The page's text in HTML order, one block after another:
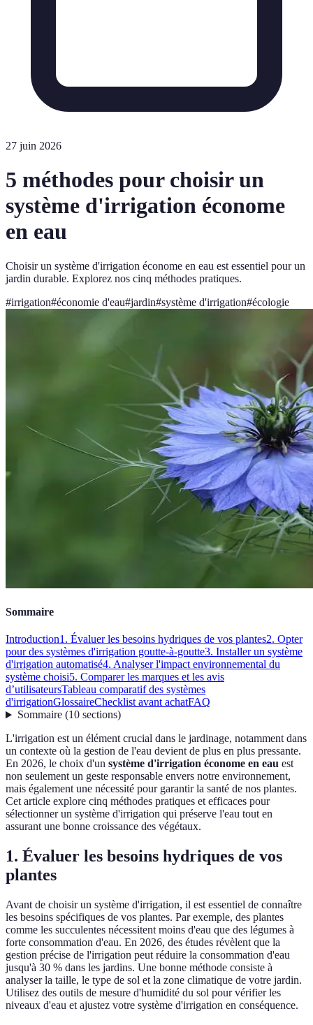
27 juin 2026
5 méthodes pour choisir un
système d'irrigation économe
en eau
Choisir un système d'irrigation économe en eau est essentiel pour un
jardin durable. Explorez nos cinq méthodes pratiques.
#irrigation#économie d'eau#jardin#système d'irrigation#écologie
Sommaire
Introduction1. Évaluer les besoins hydriques de vos plantes2. Opter
pour des systèmes d'irrigation goutte-à-goutte3. Installer un système
d'irrigation automatisé4. Analyser l'impact environnemental du
système choisi5. Comparer les marques et les avis
d’utilisateursTableau comparatif des systèmes
d'irrigationGlossaireChecklist avant achatFAQ
Sommaire(10 sections)
L'irrigation est un élément crucial dans le jardinage, notamment dans
un contexte où la gestion de l'eau devient de plus en plus pressante.
En 2026, le choix d'un système d'irrigation économe en eau est
non seulement un geste responsable envers notre environnement,
mais également une nécessité pour garantir la santé de nos plantes.
Cet article explore cinq méthodes pratiques et efficaces pour
sélectionner un système d'irrigation qui préserve l'eau tout en
assurant une bonne croissance des végétaux.
1. Évaluer les besoins hydriques de vos
plantes
Avant de choisir un système d'irrigation, il est essentiel de connaître
les besoins spécifiques de vos plantes. Par exemple, des plantes
comme les succulentes nécessitent moins d'eau que des légumes à
forte consommation d'eau. En 2026, des études révèlent que la
gestion précise de l'irrigation peut réduire la consommation d'eau
jusqu'à 30 % dans les jardins. Une bonne méthode consiste à
analyser la taille, le type de sol et la zone climatique de votre jardin.
Utilisez des outils de mesure d'humidité du sol pour vérifier les
niveaux d'eau et ajustez votre système d'irrigation en conséquence.